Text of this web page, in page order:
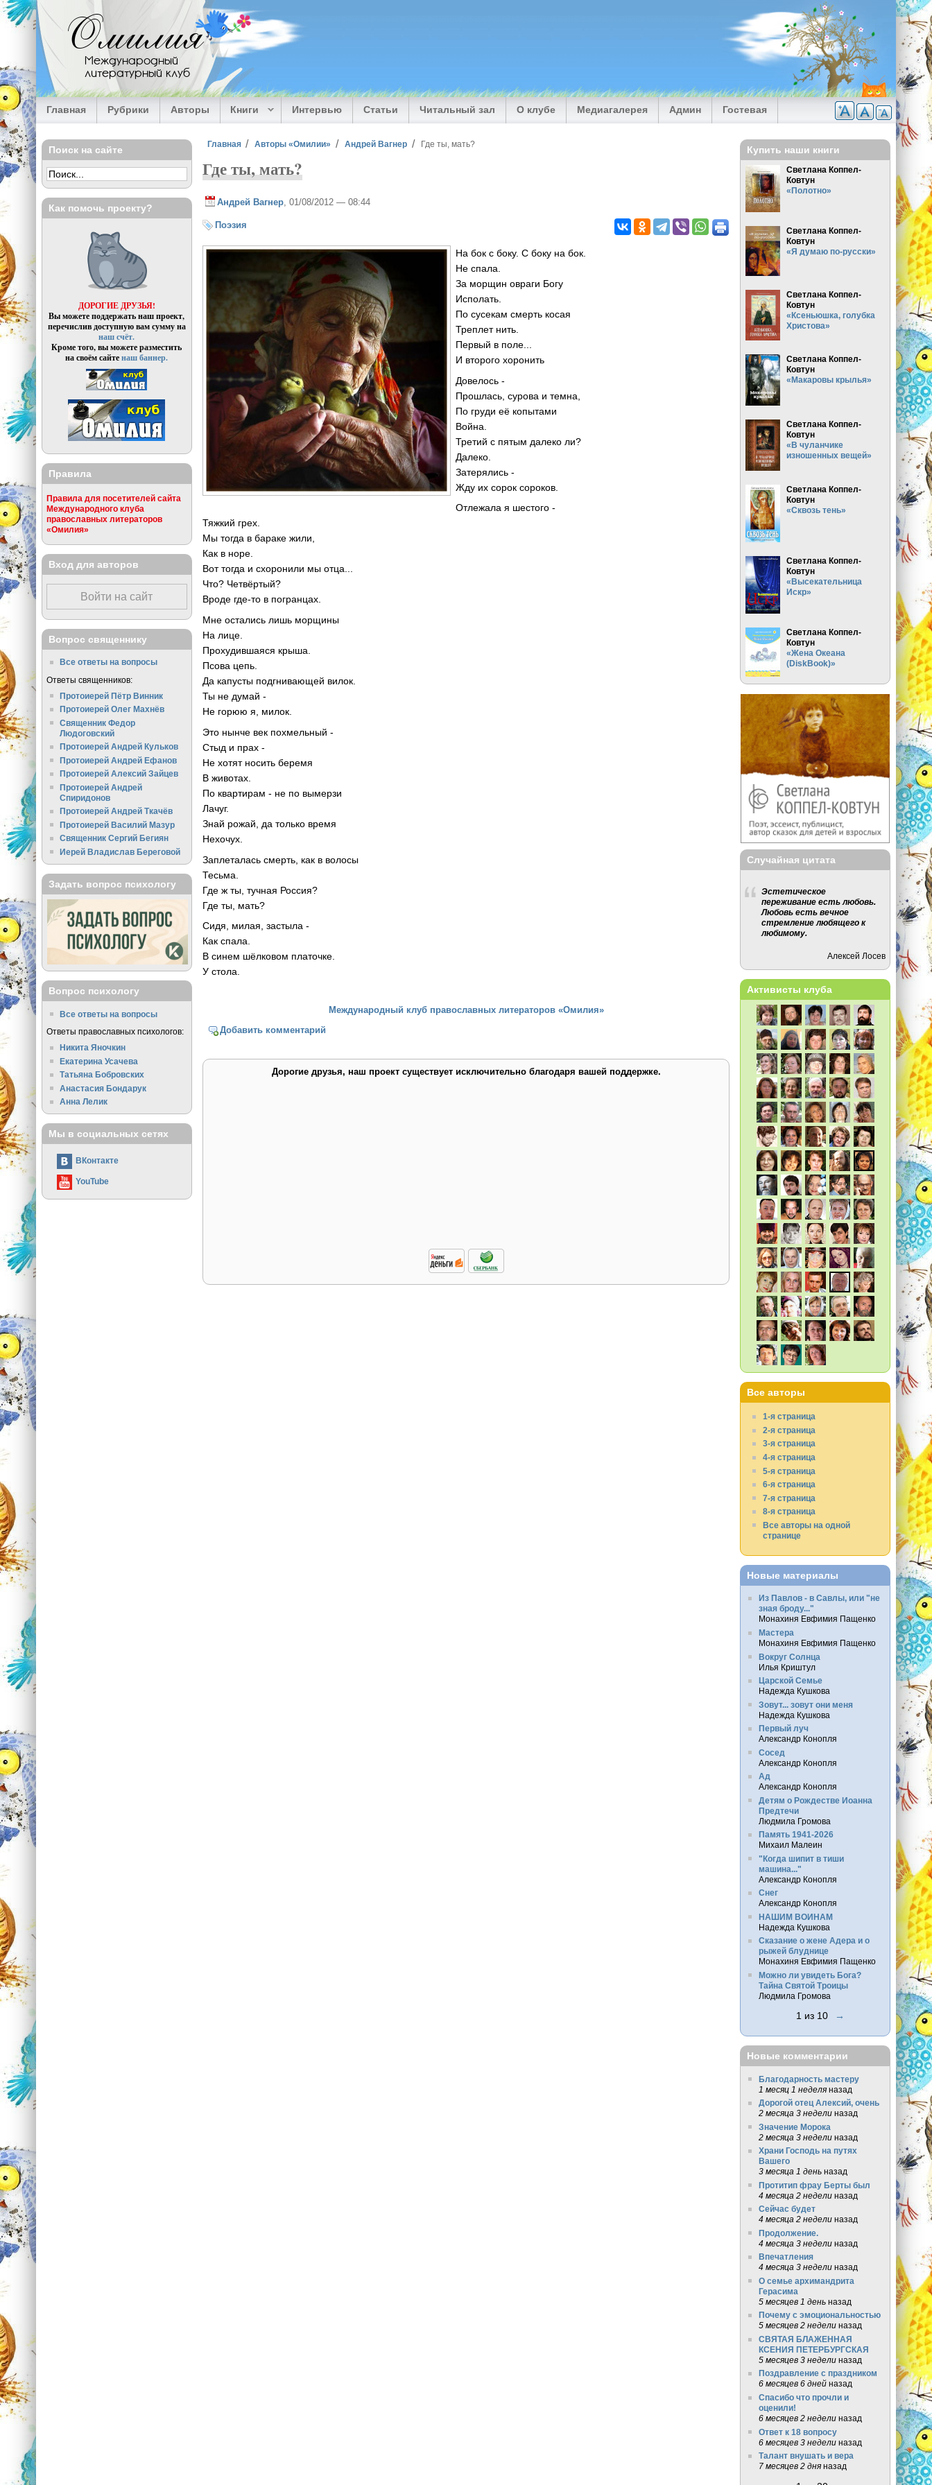
Перейти к основному содержанию
Омилия
Международный
литературный клуб
Главная Рубрики Авторы Книги Интервью Статьи Читальный зал О клубе Медиагалерея Админ Гостевая
Вы здесь
Главная Авторы «Омилии» Андрей Вагнер Где ты, мать?
Где ты, мать?
Андрей Вагнер , 01/08/2012 — 08:44
Поэзия
На бок с боку. С боку на бок.
Не спала.
За морщин овраги Богу
Исполать.
По сусекам смерть косая
Треплет нить.
Первый в поле...
И второго хоронить
Довелось -
Прошлась, сурова и темна,
По груди её копытами
Война.
Третий с пятым далеко ли?
Далеко.
Затерялись -
Жду их сорок сороков.
Отлежала я шестого -
Тяжкий грех.
Мы тогда в бараке жили,
Как в норе.
Вот тогда и схоронили мы отца...
Что? Четвёртый?
Вроде где-то в погранцах.
Мне остались лишь морщины
На лице.
Прохудившаяся крыша.
Псова цепь.
Да капусты подгнивающей вилок.
Ты не думай -
Не горюю я, милок.
Это нынче век похмельный -
Стыд и прах -
Не хотят носить беремя
В животах.
По квартирам - не по вымерзи
Лачуг.
Знай рожай, да только время
Нехочух.
Заплеталась смерть, как в волосы
Тесьма.
Где ж ты, тучная Россия?
Где ты, мать?
Сидя, милая, застыла -
Как спала.
В синем шёлковом платочке.
У стола.
Международный клуб православных литераторов «Омилия»
Добавить комментарий
Дорогие друзья, наш проект существует исключительно благодаря вашей поддержке.
Поиск на сайте
Как помочь проекту?
ДОРОГИЕ ДРУЗЬЯ!
Вы можете поддержать наш проект,
перечислив доступную вам сумму на
наш счёт.
Кроме того, вы можете разместить
на своём сайтенаш баннер.
Правила
Правила для посетителей сайта
Международного клуба
православных литераторов
«Омилия»
Вход для авторов
Войти на сайт
Вопрос священнику
Все ответы на вопросы
Ответы священников:
Протоиерей Пётр Винник
Протоиерей Олег Махнёв
Священник Федор
Людоговский
Протоиерей Андрей Кульков
Протоиерей Андрей Ефанов
Протоиерей Алексий Зайцев
Протоиерей Андрей
Спиридонов
Протоиерей Андрей Ткачёв
Протоиерей Василий Мазур
Священник Сергий Бегиян
Иерей Владислав Береговой
Задать вопрос психологу
Вопрос психологу
Все ответы на вопросы
Ответы православных психологов:
Никита Яночкин
Екатерина Усачева
Татьяна Бобровских
Анастасия Бондарук
Анна Лелик
Мы в социальных сетях
ВКонтакте
YouTube
Купить наши книги
Светлана Коппел-
Ковтун
«Полотно»
Светлана Коппел-
Ковтун
«Я думаю по-русски»
Светлана Коппел-
Ковтун
«Ксеньюшка, голубка
Христова»
Светлана Коппел-
Ковтун
«Макаровы крылья»
Светлана Коппел-
Ковтун
«В чуланчике
изношенных вещей»
Светлана Коппел-
Ковтун
«Сквозь тень»
Светлана Коппел-
Ковтун
«Высекательница
Искр»
Светлана Коппел-
Ковтун
«Жена Океана
(DiskBook)»
Случайная цитата
Эстетическое
переживание есть любовь.
Любовь есть вечное
стремление любящего к
любимому.
Алексей Лосев
Активисты клуба
Все авторы
1-я страница
2-я страница
3-я страница
4-я страница
5-я страница
6-я страница
7-я страница
8-я страница
Все авторы на одной
странице
Новые материалы
Из Павлов - в Савлы, или "не
зная броду..."
Монахиня Евфимия Пащенко
Мастера
Монахиня Евфимия Пащенко
Вокруг Солнца
Илья Криштул
Царской Семье
Надежда Кушкова
Зовут... зовут они меня
Надежда Кушкова
Первый луч
Александр Конопля
Сосед
Александр Конопля
Ад
Александр Конопля
Детям о Рождестве Иоанна
Предтечи
Людмила Громова
Память 1941-2026
Михаил Малеин
"Когда шипит в тиши
машина..."
Александр Конопля
Снег
Александр Конопля
НАШИМ ВОИНАМ
Надежда Кушкова
Сказание о жене Адера и о
рыжей блуднице
Монахиня Евфимия Пащенко
Можно ли увидеть Бога?
Тайна Святой Троицы
Людмила Громова
1 из 10 →
Новые комментарии
Благодарность мастеру
1 месяц 1 неделяназад
Дорогой отец Алексий, очень
2 месяца 3 неделиназад
Значение Морока
2 месяца 3 неделиназад
Храни Господь на путях
Вашего
3 месяца 1 деньназад
Протитип фрау Берты был
4 месяца 2 неделиназад
Сейчас будет
4 месяца 2 неделиназад
Продолжение.
4 месяца 3 неделиназад
Впечатления
4 месяца 3 неделиназад
О семье архимандрита
Герасима
5 месяцев 1 деньназад
Почему с эмоциональностью
5 месяцев 2 неделиназад
СВЯТАЯ БЛАЖЕННАЯ
КСЕНИЯ ПЕТЕРБУРГСКАЯ
5 месяцев 3 неделиназад
Поздравление с праздником
6 месяцев 6 днейназад
Спасибо что прочли и
оценили!
6 месяцев 2 неделиназад
Ответ к 18 вопросу
6 месяцев 3 неделиназад
Талант внушать и вера
7 месяцев 2 дняназад